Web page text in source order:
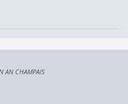
AN CHAMPAIS